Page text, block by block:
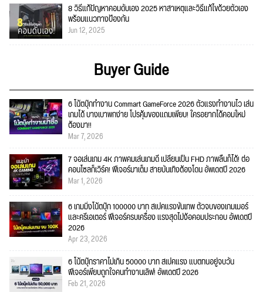
8 วิธีแก้ปัญหาคอมดับเอง 2025 หาสาเหตุและวิธีแก้ไขด้วยตัวเอง
พร้อมแนวทางป้องกัน
Jun 12, 2025
Buyer Guide
6 โน้ตบุ๊กทำงาน Commart GameForce 2026 ตัวแรงทำงานไว เล่น
เกมได้ บางเบาพกง่าย โปรคุ้มของแถมเพียบ! ใครอยากได้คอมใหม่
ต้องมา!!
Mar 7, 2026
7 จอเล่นเกม 4K ภาพคมเล่นเกมดี เปลี่ยนเป็น FHD ภาพลื่นก็ได้! ต่อ
คอนโซลก็เวิร์ค! ฟีเจอร์มาเต็ม สายบันเทิงต้องโดน อัพเดตปี 2026
Mar 1, 2026
6 เกมมิ่งโน้ตบุ๊ก 100000 บาท สเปคแรงขั้นเทพ ตัวจบของเกมเมอร์
และครีเอเตอร์ ฟีเจอร์ครบเครื่อง แรงสุดไม่ง้อคอมประกอบ อัพเดตปี
2026
Apr 23, 2026
6 โน้ตบุ๊กราคาไม่เกิน 50000 บาท สเปคแรง แบตทนอยู่จบวัน
ฟีเจอร์เพียบถูกใจคนทำงานเลิฟ! อัพเดตปี 2026
Feb 21, 2026